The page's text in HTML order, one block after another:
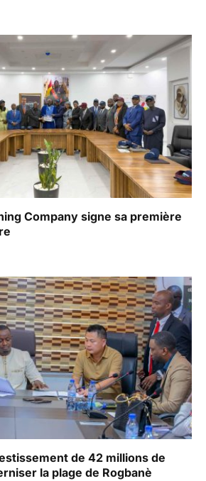
Company signe sa première
de 42 millions de
la plage de Rogbanè